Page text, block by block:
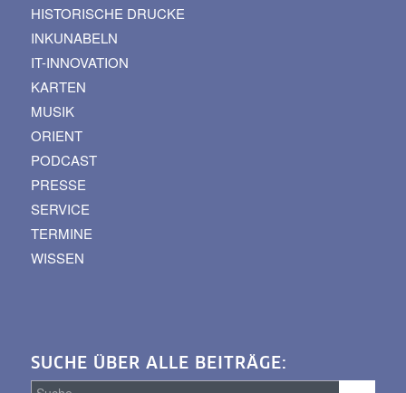
HISTORISCHE DRUCKE
INKUNABELN
IT-INNOVATION
KARTEN
MUSIK
ORIENT
PODCAST
PRESSE
SERVICE
TERMINE
WISSEN
SUCHE ÜBER ALLE BEITRÄGE: